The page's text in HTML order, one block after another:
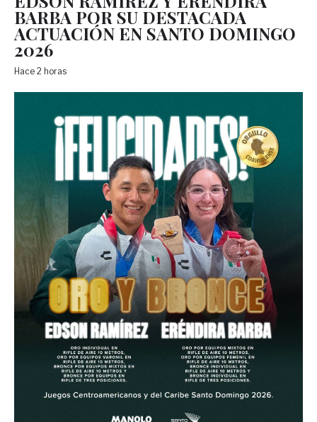
BARBA POR SU DESTACADA
ACTUACIÓN EN SANTO DOMINGO
2026
Hace 2 horas